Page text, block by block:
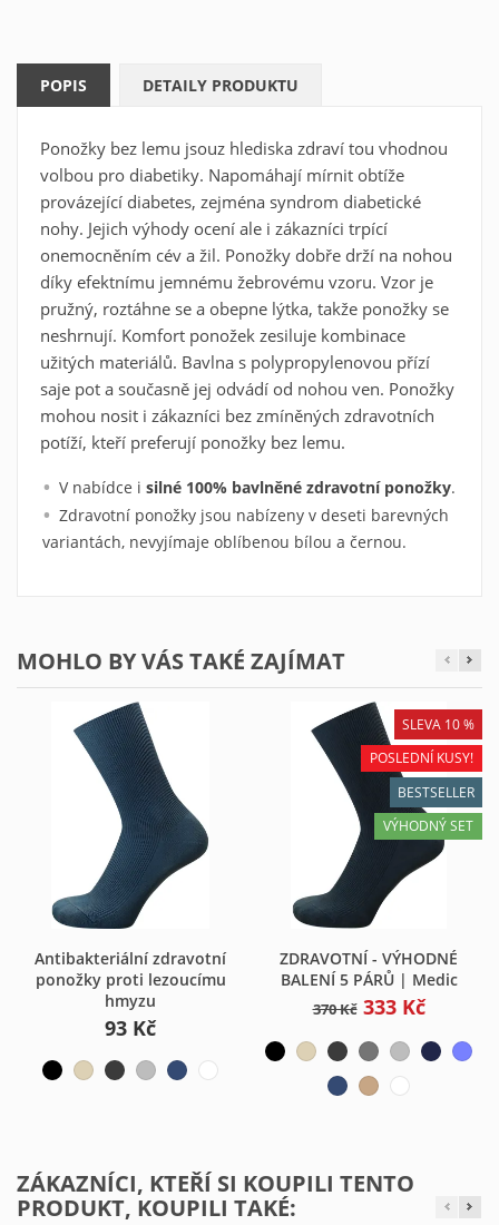
POPIS DETAILY PRODUKTU
Ponožky bez lemu jsouz hlediska zdraví tou vhodnou
volbou pro diabetiky. Napomáhají mírnit obtíže
provázející diabetes, zejména syndrom diabetické
nohy. Jejich výhody ocení ale i zákazníci trpící
onemocněním cév a žil. Ponožky dobře drží na nohou
díky efektnímu jemnému žebrovému vzoru. Vzor je
pružný, roztáhne se a obepne lýtka, takže ponožky se
neshrnují. Komfort ponožek zesiluje kombinace
užitých materiálů. Bavlna s polypropylenovou přízí
saje pot a současně jej odvádí od nohou ven. Ponožky
mohou nosit i zákazníci bez zmíněných zdravotních
potíží, kteří preferují ponožky bez lemu.
V nabídce i silné 100% bavlněné zdravotní ponožky.
Zdravotní ponožky jsou nabízeny v deseti barevných
variantách, nevyjímaje oblíbenou bílou a černou.
MOHLO BY VÁS TAKÉ ZAJÍMAT
Antibakteriální zdravotní
ponožky proti lezoucímu
hmyzu
93 Kč
SLEVA 10 %
POSLEDNÍ KUSY!
BESTSELLER
VÝHODNÝ SET
ZDRAVOTNÍ - VÝHODNÉ
BALENÍ 5 PÁRŮ | Medic
370 Kč 333 Kč
ZÁKAZNÍCI, KTEŘÍ SI KOUPILI TENTO
PRODUKT, KOUPILI TAKÉ:
Můj seznam přání
add_circle_outline Vytvořit nový seznam
Vytvořit seznam oblíbených
produktů
×
Přihlásit se ×
svého seznamu oblíbených produktů.